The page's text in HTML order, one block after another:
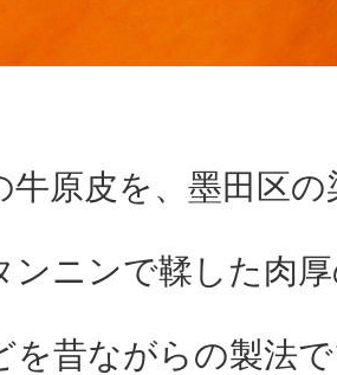
牛原皮を、墨田区
ンニンで鞣した肉
を昔ながらの製法